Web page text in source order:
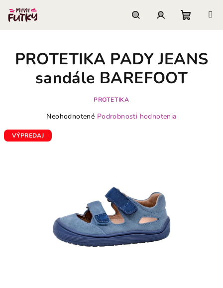
obsah
košík
PROTETIKA PADY JEANS
sandále BAREFOOT
PROTETIKA
Priemerné
produktu
Neohodnotené Podrobnosti hodnotenia
VÝPREDAJ